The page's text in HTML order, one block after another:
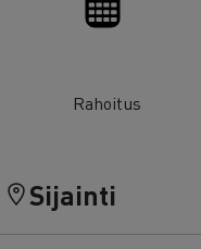
Rahoitus
Sijainti